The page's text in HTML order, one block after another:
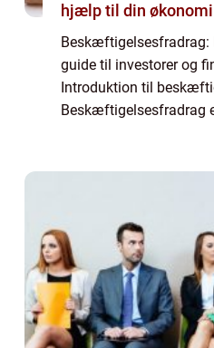
hjælp til din økonomi
Beskæftigelsesfradrag:
guide til investorer og
Introduktion til
Beskæftigelsesfradrag